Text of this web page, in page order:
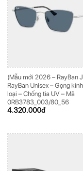
(Mẫu mới 2026 – RayBan
RayBan Unisex – Gọng
loại – Chống tia UV – Mã
0RB3783_003/80_56
4.320.000đ
(Vui lòng check thư mục
(Vui lòng check thư mục